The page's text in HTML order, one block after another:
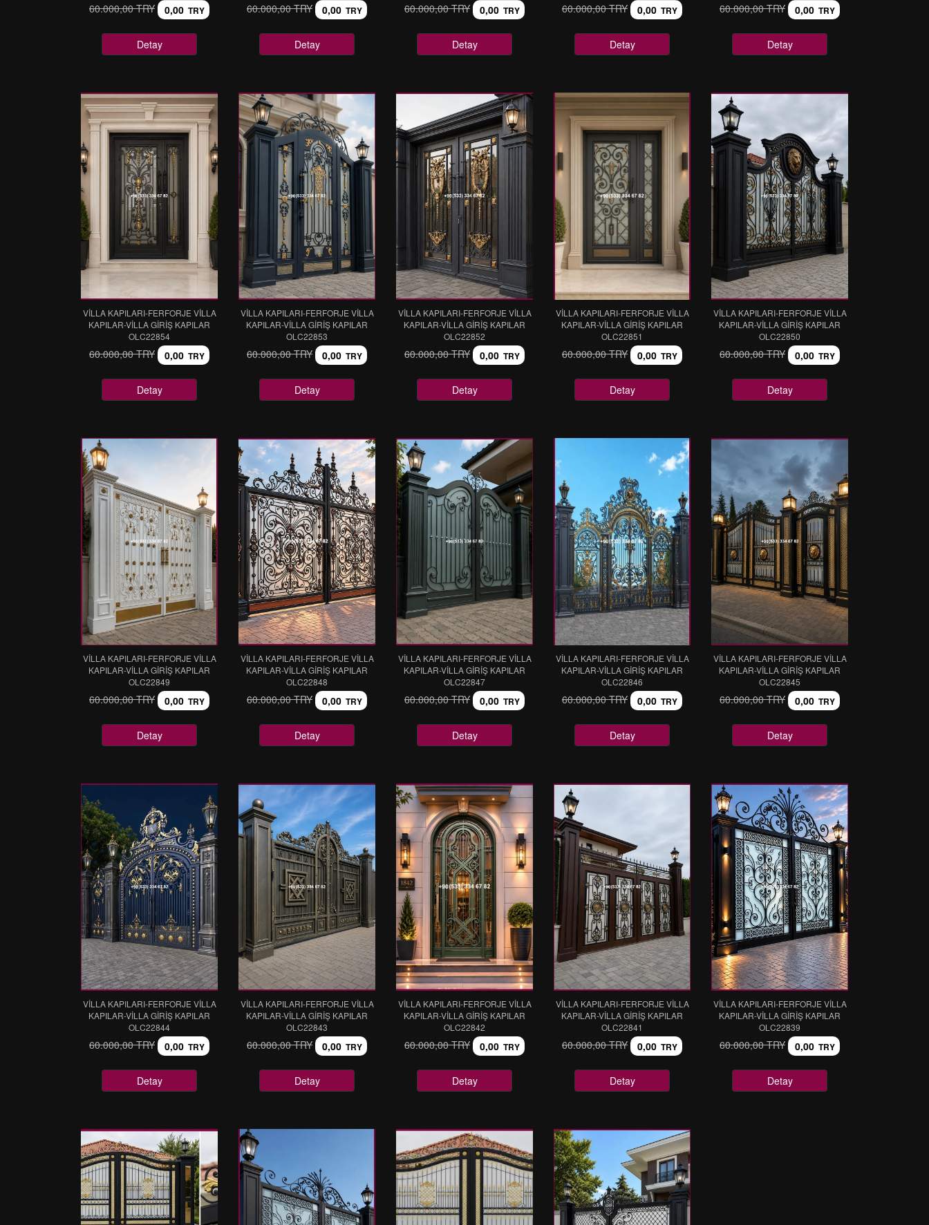
60.000,00 TRY 0,00 TRY
Detay
60.000,00 TRY 0,00 TRY
Detay
60.000,00 TRY 0,00 TRY
Detay
60.000,00 TRY 0,00 TRY
Detay
60.000,00 TRY 0,00 TRY
Detay
VİLLA KAPILARI-FERFORJE VİLLA
KAPILAR-VİLLA GİRİŞ KAPILAR
OLC22854
60.000,00 TRY 0,00 TRY
Detay
VİLLA KAPILARI-FERFORJE VİLLA
KAPILAR-VİLLA GİRİŞ KAPILAR
OLC22853
60.000,00 TRY 0,00 TRY
Detay
VİLLA KAPILARI-FERFORJE VİLLA
KAPILAR-VİLLA GİRİŞ KAPILAR
OLC22852
60.000,00 TRY 0,00 TRY
Detay
VİLLA KAPILARI-FERFORJE VİLLA
KAPILAR-VİLLA GİRİŞ KAPILAR
OLC22851
60.000,00 TRY 0,00 TRY
Detay
VİLLA KAPILARI-FERFORJE VİLLA
KAPILAR-VİLLA GİRİŞ KAPILAR
OLC22850
60.000,00 TRY 0,00 TRY
Detay
VİLLA KAPILARI-FERFORJE VİLLA
KAPILAR-VİLLA GİRİŞ KAPILAR
OLC22849
60.000,00 TRY 0,00 TRY
Detay
VİLLA KAPILARI-FERFORJE VİLLA
KAPILAR-VİLLA GİRİŞ KAPILAR
OLC22848
60.000,00 TRY 0,00 TRY
Detay
VİLLA KAPILARI-FERFORJE VİLLA
KAPILAR-VİLLA GİRİŞ KAPILAR
OLC22847
60.000,00 TRY 0,00 TRY
Detay
VİLLA KAPILARI-FERFORJE VİLLA
KAPILAR-VİLLA GİRİŞ KAPILAR
OLC22846
60.000,00 TRY 0,00 TRY
Detay
VİLLA KAPILARI-FERFORJE VİLLA
KAPILAR-VİLLA GİRİŞ KAPILAR
OLC22845
60.000,00 TRY 0,00 TRY
Detay
VİLLA KAPILARI-FERFORJE VİLLA
KAPILAR-VİLLA GİRİŞ KAPILAR
OLC22844
60.000,00 TRY 0,00 TRY
Detay
VİLLA KAPILARI-FERFORJE VİLLA
KAPILAR-VİLLA GİRİŞ KAPILAR
OLC22843
60.000,00 TRY 0,00 TRY
Detay
VİLLA KAPILARI-FERFORJE VİLLA
KAPILAR-VİLLA GİRİŞ KAPILAR
OLC22842
60.000,00 TRY 0,00 TRY
Detay
VİLLA KAPILARI-FERFORJE VİLLA
KAPILAR-VİLLA GİRİŞ KAPILAR
OLC22841
60.000,00 TRY 0,00 TRY
Detay
VİLLA KAPILARI-FERFORJE VİLLA
KAPILAR-VİLLA GİRİŞ KAPILAR
OLC22839
60.000,00 TRY 0,00 TRY
Detay